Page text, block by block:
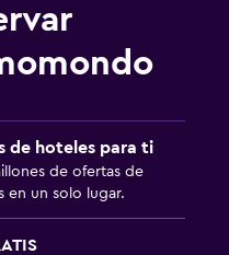
de hoteles para ti
de ofertas de
en un solo lugar.